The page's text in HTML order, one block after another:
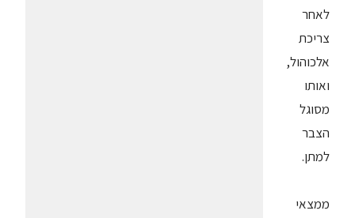
לאחר
צריכת
אלכוהול,
ואותו
מסוגל
הצבר
למתן.
ממצאי